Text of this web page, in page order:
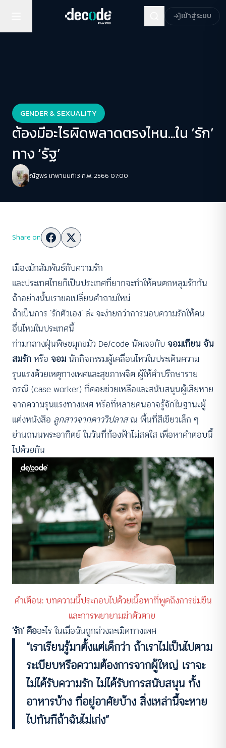
เข้าสู่ระบบ
GENDER & SEXUALITY
ต้องมีอะไรผิดพลาดตรงไหน…ใน ‘รัก’
ทาง ‘รัฐ’
ณัฐพร เทพานนท์13 ก.พ. 2566 07:00
Share on
เมืองมักสัมพันธ์กับความรัก
และประเทศไทยก็เป็นประเทศที่ยากจะทำให้คนตกหลุมรักกัน
ถ้าอย่างนั้นเราขอเปลี่ยนคำถามใหม่
ถ้าเป็นการ ‘รักตัวเอง’ ล่ะ จะง่ายกว่าการมอบความรักให้คน
อื่นไหมในประเทศนี้
ท่ามกลางฝุ่นพิษขมุกขมัว De/code นัดเจอกับ จอมเทียน จัน
สมรักหรือ จอมนักกิจกรรมผู้เคลื่อนไหวในประเด็นความ
รุนแรงด้วยเหตุทางเพศและสุขภาพจิต ผู้ให้คำปรึกษาราย
กรณี (case worker) ที่คอยช่วยเหลือและสนับสนุนผู้เสียหาย
จากความรุนแรงทางเพศ หรือที่หลายคนอาจรู้จักในฐานะผู้
แต่งหนังสือ ลูกสาวจากดาววิปลาสณ พื้นที่สีเขียวเล็ก ๆ
ย่านถนนพระอาทิตย์ ในวันที่ท้องฟ้าไม่สดใส เพื่อหาคำตอบนี้
ไปด้วยกัน
คำเตือน: บทความนี้ประกอบไปด้วยเนื้อหาที่พูดถึงการข่มขืน
และการพยายามฆ่าตัวตาย
‘รัก’ คืออะไร ในเมื่อฉันถูกล่วงละเมิดทางเพศ
“เราเรียนรู้มาตั้งแต่เด็กว่า ถ้าเราไม่เป็นไปตาม
ระเบียบหรือความต้องการจากผู้ใหญ่ เราจะ
ไม่ได้รับความรัก ไม่ได้รับการสนับสนุน ทั้ง
อาหารบ้าง ที่อยู่อาศัยบ้าง สิ่งเหล่านี้จะหาย
ไปทันทีถ้าฉันไม่เก่ง”